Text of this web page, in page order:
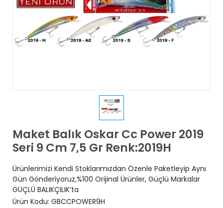
Maket Balık Oskar Cc Power 2019
Seri 9 Cm 7,5 Gr Renk:2019H
Ürünlerimizi Kendi Stoklarımızdan Özenle Paketleyip Aynı
Gün Gönderiyoruz,%100 Orijinal Ürünler, Güçlü Markalar
GÜÇLÜ BALIKÇILIK’ta
Ürün Kodu: GBCCPOWER9H